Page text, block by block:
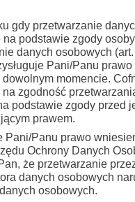
gdy przetwarzanie
podstawie zgody
danych osobowych
Pani/Panu
momencie.
na zgodność
podstawie zgody przed
prawem.
Pani/Panu prawo
Ochrony Danych
że przetwarzanie
danych osobowych
osobowych.